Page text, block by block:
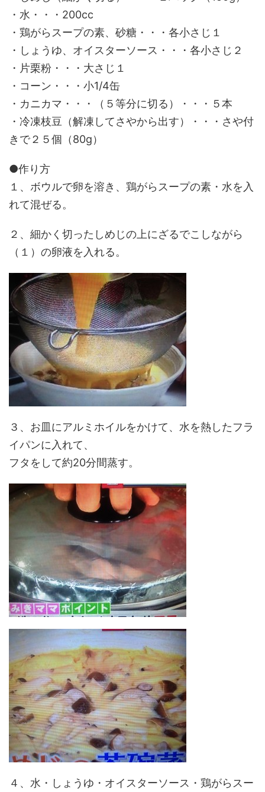
・水・・・200cc
・鶏がらスープの素、砂糖・・・各小さじ１
・しょうゆ、オイスターソース・・・各小さじ２
・片栗粉・・・大さじ１
・コーン・・・小1/4缶
・カニカマ・・・（５等分に切る）・・・５本
・冷凍枝豆（解凍してさやから出す）・・・さや付
きで２５個（80g）
●作り方
１、ボウルで卵を溶き、鶏がらスープの素・水を入
れて混ぜる。
２、細かく切ったしめじの上にざるでこしながら
（１）の卵液を入れる。
３、お皿にアルミホイルをかけて、水を熱したフラ
イパンに入れて、
フタをして約20分間蒸す。
４、水・しょうゆ・オイスターソース・鶏がらスー